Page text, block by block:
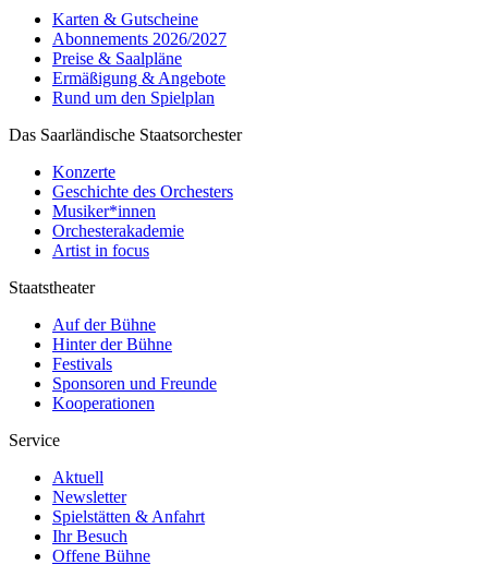
Karten & Gutscheine
Abonnements 2026/2027
Preise & Saalpläne
Ermäßigung & Angebote
Rund um den Spielplan
Das Saarländische Staatsorchester
Konzerte
Geschichte des Orchesters
Musiker*innen
Orchesterakademie
Artist in focus
Staatstheater
Auf der Bühne
Hinter der Bühne
Festivals
Sponsoren und Freunde
Kooperationen
Service
Aktuell
Newsletter
Spielstätten & Anfahrt
Ihr Besuch
Offene Bühne